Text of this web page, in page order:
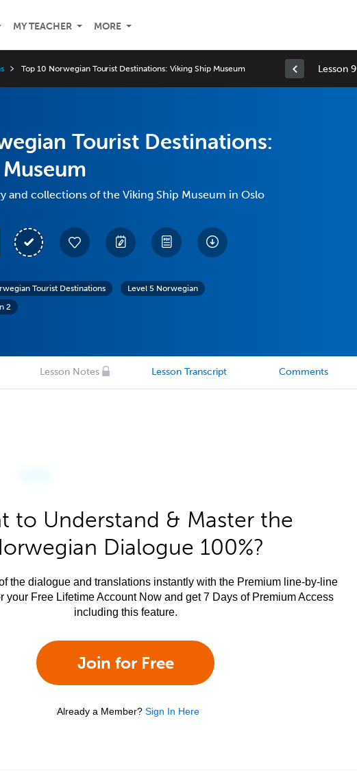
MY TEACHER MORE
Top 10 Norwegian Tourist Destinations: Viking Ship Museum Lesson 9
Tourist Destinations:
and collections of the Viking Ship Museum in Oslo
Tourist Destinations
Level 5 Norwegian
2
Lesson Notes Lesson Transcript Comments
to Understand & Master the
Dialogue 100%?
the dialogue and translations instantly with the Premium line-by-line
your Free Lifetime Account Now and get 7 Days of Premium Access
including this feature.
Join for Free
Already a Member? Sign In Here